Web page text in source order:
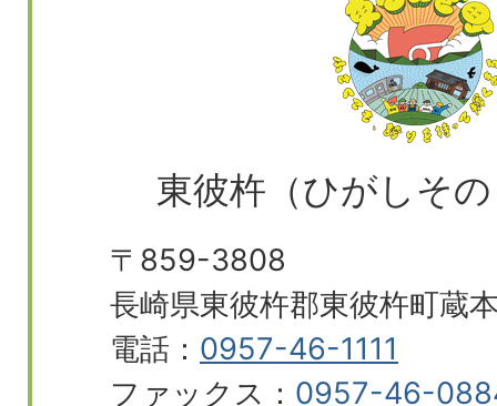
東彼杵（ひがしそ
〒859-3808
長崎県東彼杵郡東彼杵町蔵
電話： 0957-46-1111
ファックス： 0957-46-